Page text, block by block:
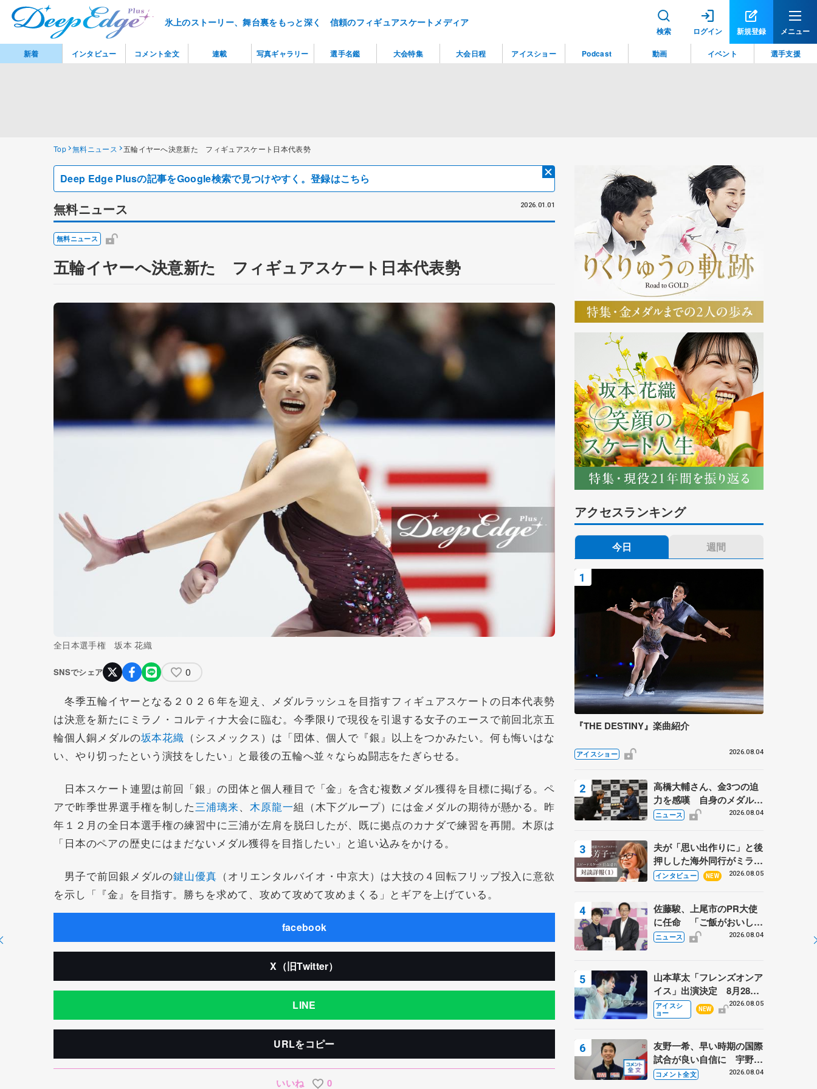
氷上のストーリー、舞台裏をもっと深く 信頼のフィギュアスケートメディア
検索 ログイン 新規登録 メニュー
Top 無料ニュース 五輪イヤーへ決意新た フィギュアスケート日本代表勢
Deep Edge Plusの記事をGoogle検索で見つけやすく。登録はこちら
無料ニュース 2026.01.01
無料ニュース
五輪イヤーへ決意新た フィギュアスケート日本代表勢
全日本選手権 坂本 花織
SNSでシェア 0
冬季五輪イヤーとなる２０２６年を迎え、メダルラッシュを目指すフィギュアスケートの日本代表勢
は決意を新たにミラノ・コルティナ大会に臨む。今季限りで現役を引退する女子のエースで前回北京五
輪個人銅メダルの坂本花織 （シスメックス）は「団体、個人で『銀』以上をつかみたい。何も悔いはな
い、やり切ったという演技をしたい」と最後の五輪へ並々ならぬ闘志をたぎらせる。
日本スケート連盟は前回「銀」の団体と個人種目で「金」を含む複数メダル獲得を目標に掲げる。ペ
アで昨季世界選手権を制した三浦璃来、 木原龍一組（木下グループ）には金メダルの期待が懸かる。昨
年１２月の全日本選手権の練習中に三浦が左肩を脱臼したが、既に拠点のカナダで練習を再開。木原は
「日本のペアの歴史にはまだないメダル獲得を目指したい」と追い込みをかける。
男子で前回銀メダルの鍵山優真 （オリエンタルバイオ・中京大）は大技の４回転フリップ投入に意欲
を示し「『金』を目指す。勝ちを求めて、攻めて攻めて攻めまくる」とギアを上げている。
facebook
X（旧Twitter）
LINE
URLをコピー
いいね 0
アクセスランキング
今日 週間
『THE DESTINY』楽曲紹介
アイスショー 2026.08.04
高橋大輔さん、金3つの迫
力を感嘆 自身のメダルは
「どちらに？」 〝リス兄
野村忠宏さんと対談
ニュース 2026.08.04
夫が「思い出作りに」と後
押しした海外同行がミラノ
まで… 繁華街のリンクで
に 小林芳子さんが振り返
るスケート人生
インタビュー NEW 2026.08.05
佐藤駿、上尾市のPR大使
に任命 「ご飯がおいし
く、住みやすいのが魅力」
ニュース 2026.08.04
山本草太「フレンズオンア
イス」出演決定 8月28日
（金）2公演のみ 荒川静
香さんプロデュース、20
アイスシ
ョー
NEW
2026.08.05
友野一希、早い時期の国際
試合が良い自信に 宇野昌
磨の現役復帰に思っている
コメント全文 2026.08.04
新着 インタビュー コメント全文 連載 写真ギャラリー 選手名鑑 大会特集 大会日程 アイスショー Podcast 動画 イベント 選手支援